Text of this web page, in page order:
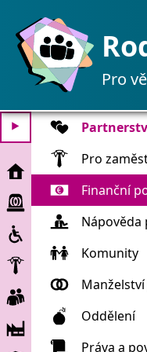
Pro
⯈
Spustit
Pomoc
při
mimořádných
událostech
Zahrnutí
Zaměstnavatel
Pracovníků
Společnost
Pro
Finanční
Komunity
Oddělení
Práva a